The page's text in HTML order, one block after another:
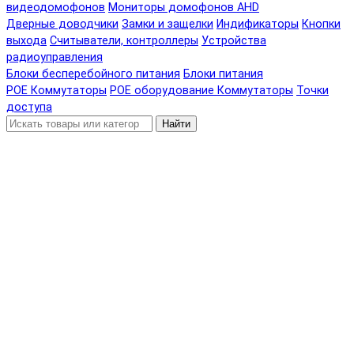
видеодомофонов Мониторы домофонов AHD
Дверные доводчики Замки и защелки Индификаторы Кнопки
выхода Считыватели, контроллеры Устройства
радиоуправления
Блоки бесперебойного питания Блоки питания
POE Коммутаторы POE оборудование Коммутаторы Точки
доступа
Найти